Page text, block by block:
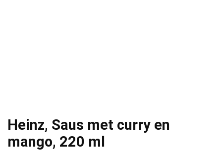
Heinz, Saus met curry en
mango, 220 ml